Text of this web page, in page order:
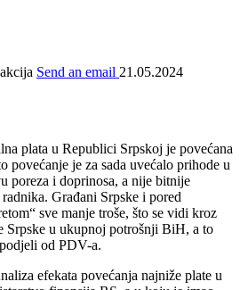
Send an email 21.05.2024
plata u Republici Srpskoj je povećana
povećanje je za sada uvećalo prihode u
poreza i doprinosa, a nije bitnije
Građani Srpske i pored
sve manje troše, što se vidi kroz
Srpske u ukupnoj potrošnji BiH, a to
od PDV-a.
efekata povećanja najniže plate u